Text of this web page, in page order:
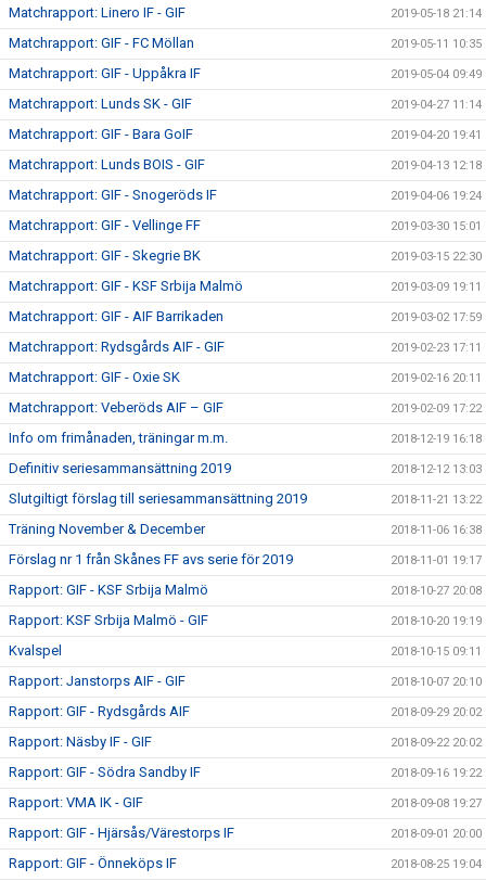
Matchrapport: Linero IF - GIF 2019-05-18 21:14
Matchrapport: GIF - FC Möllan 2019-05-11 10:35
Matchrapport: GIF - Uppåkra IF 2019-05-04 09:49
Matchrapport: Lunds SK - GIF 2019-04-27 11:14
Matchrapport: GIF - Bara GoIF 2019-04-20 19:41
Matchrapport: Lunds BOIS - GIF 2019-04-13 12:18
Matchrapport: GIF - Snogeröds IF 2019-04-06 19:24
Matchrapport: GIF - Vellinge FF 2019-03-30 15:01
Matchrapport: GIF - Skegrie BK 2019-03-15 22:30
Matchrapport: GIF - KSF Srbija Malmö 2019-03-09 19:11
Matchrapport: GIF - AIF Barrikaden 2019-03-02 17:59
Matchrapport: Rydsgårds AIF - GIF 2019-02-23 17:11
Matchrapport: GIF - Oxie SK 2019-02-16 20:11
Matchrapport: Veberöds AIF – GIF 2019-02-09 17:22
Info om frimånaden, träningar m.m. 2018-12-19 16:18
Definitiv seriesammansättning 2019 2018-12-12 13:03
Slutgiltigt förslag till seriesammansättning 2019 2018-11-21 13:22
Träning November & December 2018-11-06 16:38
Förslag nr 1 från Skånes FF avs serie för 2019 2018-11-01 19:17
Rapport: GIF - KSF Srbija Malmö 2018-10-27 20:08
Rapport: KSF Srbija Malmö - GIF 2018-10-20 19:19
Kvalspel 2018-10-15 09:11
Rapport: Janstorps AIF - GIF 2018-10-07 20:10
Rapport: GIF - Rydsgårds AIF 2018-09-29 20:02
Rapport: Näsby IF - GIF 2018-09-22 20:02
Rapport: GIF - Södra Sandby IF 2018-09-16 19:22
Rapport: VMA IK - GIF 2018-09-08 19:27
Rapport: GIF - Hjärsås/Värestorps IF 2018-09-01 20:00
Rapport: GIF - Önneköps IF 2018-08-25 19:04